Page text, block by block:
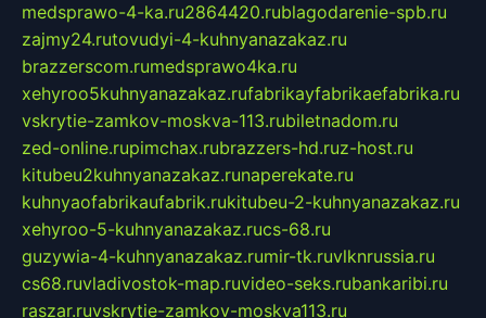
medsprawo-4-ka.ru2864420.rublagodarenie-spb.ru
zajmy24.rutovudyi-4-kuhnyanazakaz.ru
brazzerscom.rumedsprawo4ka.ru
xehyroo5kuhnyanazakaz.rufabrikayfabrikaefabrika.ru
vskrytie-zamkov-moskva-113.rubiletnadom.ru
zed-online.rupimchax.rubrazzers-hd.ruz-host.ru
kitubeu2kuhnyanazakaz.runaperekate.ru
kuhnyaofabrikaufabrik.rukitubeu-2-kuhnyanazakaz.ru
xehyroo-5-kuhnyanazakaz.rucs-68.ru
guzywia-4-kuhnyanazakaz.rumir-tk.ruvlknrussia.ru
cs68.ruvladivostok-map.ruvideo-seks.rubankaribi.ru
raszar.ruvskrytie-zamkov-moskva113.ru